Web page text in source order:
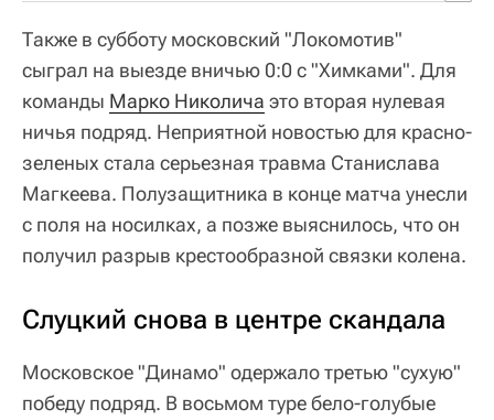
Также в субботу московский "Локомотив"
сыграл на выезде вничью 0:0 с "Химками". Для
команды Марко Николича это вторая нулевая
ничья подряд. Неприятной новостью для красно-
зеленых стала серьезная травма Станислава
Магкеева. Полузащитника в конце матча унесли
с поля на носилках, а позже выяснилось, что он
получил разрыв крестообразной связки колена.
Слуцкий снова в центре скандала
Московское "Динамо" одержало третью "сухую"
победу подряд. В восьмом туре бело-голубые